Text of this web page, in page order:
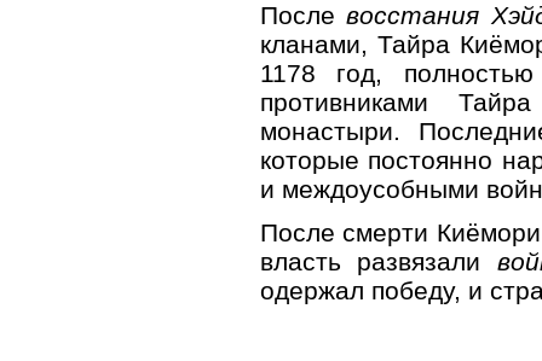
Послевосстания
кланами, Тайра
1178 год,
противниками
монастыри.
которые постоянно
и междоусобными
После смерти
власть развязали
одержал победу, и